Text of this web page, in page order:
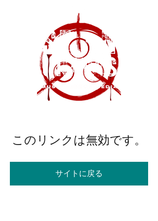
このリンクは無効です。
サイトに戻る